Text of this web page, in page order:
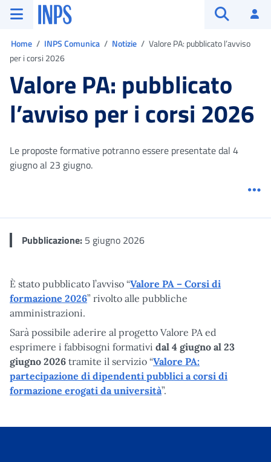
Vai al menu principale
Vai al contenuto principale
Vai al pie' di pagina
INPS ()
Home INPS Comunica Notizie
Valore PA: pubblicato l’avviso
per i corsi 2026
Valore PA: pubblicato
l’avviso per i corsi 2026
Le proposte formative potranno essere presentate dal 4
giugno al 23 giugno.
Pubblicazione: 5 giugno 2026
È stato pubblicato l’avviso “Valore PA – Corsi di
formazione 2026” rivolto alle pubbliche
amministrazioni.
Sarà possibile aderire al progetto Valore PA ed
esprimere i fabbisogni formativi dal 4 giugno al 23
giugno 2026 tramite il servizio “Valore PA:
partecipazione di dipendenti pubblici a corsi di
formazione erogati da università”.